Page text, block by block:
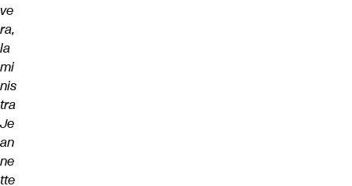
ve
ra,
la
mi
nis
tra
Je
an
ne
tte